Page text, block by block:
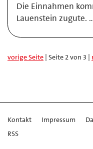
Die Einnahmen
Lauenstein zugute.
vorige Seite | Seite 2 von 3 |
Kontakt Impressum
RSS